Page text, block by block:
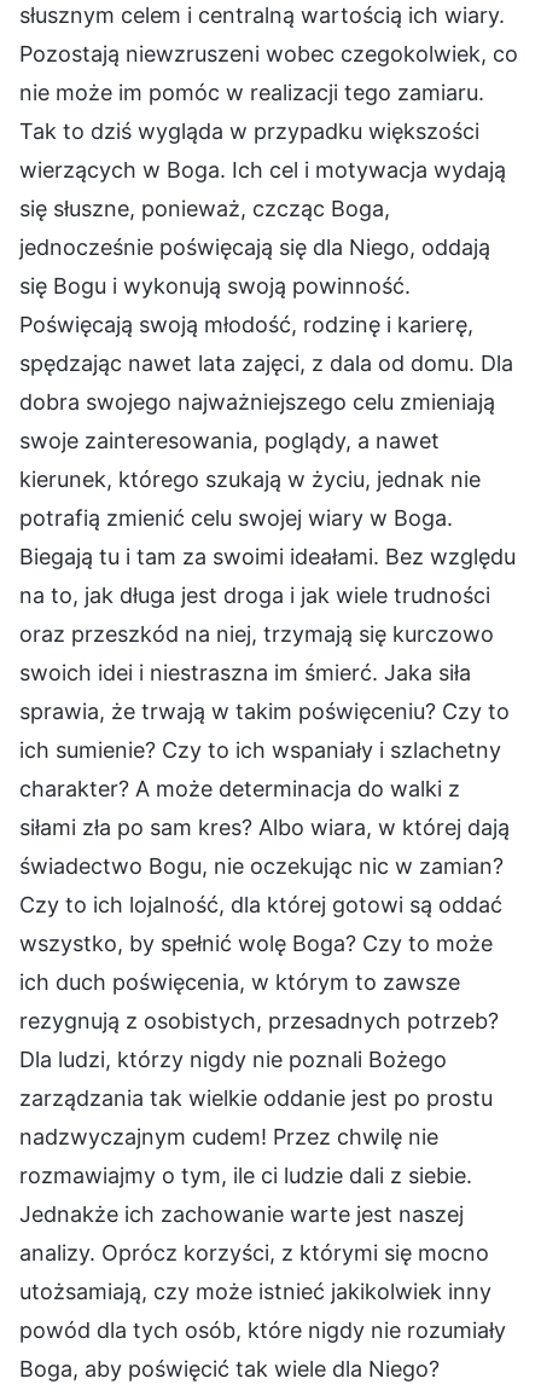
słusznym celem i centralną wartością ich wiary.
Pozostają niewzruszeni wobec czegokolwiek, co
nie może im pomóc w realizacji tego zamiaru.
Tak to dziś wygląda w przypadku większości
wierzących w Boga. Ich cel i motywacja wydają
się słuszne, ponieważ, czcząc Boga,
jednocześnie poświęcają się dla Niego, oddają
się Bogu i wykonują swoją powinność.
Poświęcają swoją młodość, rodzinę i karierę,
spędzając nawet lata zajęci, z dala od domu. Dla
dobra swojego najważniejszego celu zmieniają
swoje zainteresowania, poglądy, a nawet
kierunek, którego szukają w życiu, jednak nie
potrafią zmienić celu swojej wiary w Boga.
Biegają tu i tam za swoimi ideałami. Bez względu
na to, jak długa jest droga i jak wiele trudności
oraz przeszkód na niej, trzymają się kurczowo
swoich idei i niestraszna im śmierć. Jaka siła
sprawia, że trwają w takim poświęceniu? Czy to
ich sumienie? Czy to ich wspaniały i szlachetny
charakter? A może determinacja do walki z
siłami zła po sam kres? Albo wiara, w której dają
świadectwo Bogu, nie oczekując nic w zamian?
Czy to ich lojalność, dla której gotowi są oddać
wszystko, by spełnić wolę Boga? Czy to może
ich duch poświęcenia, w którym to zawsze
rezygnują z osobistych, przesadnych potrzeb?
Dla ludzi, którzy nigdy nie poznali Bożego
zarządzania tak wielkie oddanie jest po prostu
nadzwyczajnym cudem! Przez chwilę nie
rozmawiajmy o tym, ile ci ludzie dali z siebie.
Jednakże ich zachowanie warte jest naszej
analizy. Oprócz korzyści, z którymi się mocno
utożsamiają, czy może istnieć jakikolwiek inny
powód dla tych osób, które nigdy nie rozumiały
Boga, aby poświęcić tak wiele dla Niego?